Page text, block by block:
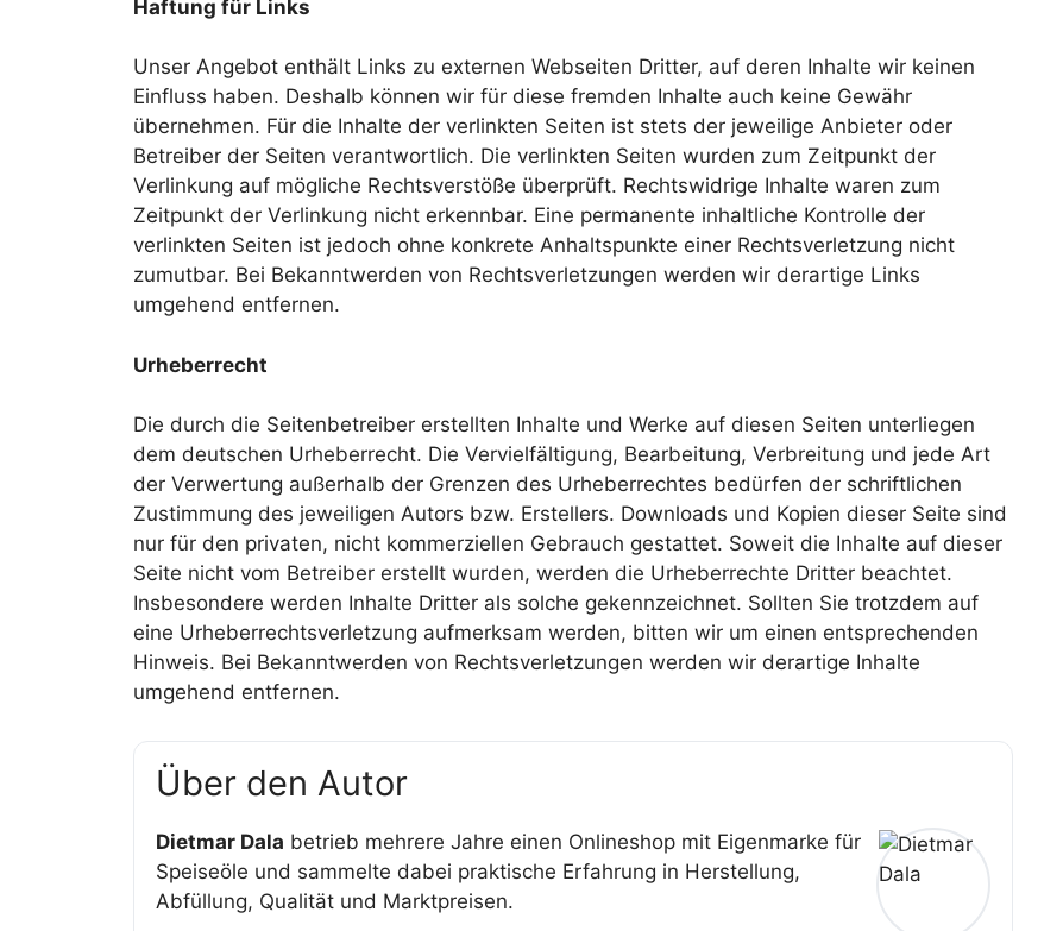
Haftung für Links
Unser Angebot enthält Links zu externen Webseiten Dritter, auf deren Inhalte wir keinen
Einfluss haben. Deshalb können wir für diese fremden Inhalte auch keine Gewähr
übernehmen. Für die Inhalte der verlinkten Seiten ist stets der jeweilige Anbieter oder
Betreiber der Seiten verantwortlich. Die verlinkten Seiten wurden zum Zeitpunkt der
Verlinkung auf mögliche Rechtsverstöße überprüft. Rechtswidrige Inhalte waren zum
Zeitpunkt der Verlinkung nicht erkennbar. Eine permanente inhaltliche Kontrolle der
verlinkten Seiten ist jedoch ohne konkrete Anhaltspunkte einer Rechtsverletzung nicht
zumutbar. Bei Bekanntwerden von Rechtsverletzungen werden wir derartige Links
umgehend entfernen.
Urheberrecht
Die durch die Seitenbetreiber erstellten Inhalte und Werke auf diesen Seiten unterliegen
dem deutschen Urheberrecht. Die Vervielfältigung, Bearbeitung, Verbreitung und jede Art
der Verwertung außerhalb der Grenzen des Urheberrechtes bedürfen der schriftlichen
Zustimmung des jeweiligen Autors bzw. Erstellers. Downloads und Kopien dieser Seite sind
nur für den privaten, nicht kommerziellen Gebrauch gestattet. Soweit die Inhalte auf dieser
Seite nicht vom Betreiber erstellt wurden, werden die Urheberrechte Dritter beachtet.
Insbesondere werden Inhalte Dritter als solche gekennzeichnet. Sollten Sie trotzdem auf
eine Urheberrechtsverletzung aufmerksam werden, bitten wir um einen entsprechenden
Hinweis. Bei Bekanntwerden von Rechtsverletzungen werden wir derartige Inhalte
umgehend entfernen.
Über den Autor
Dietmar Dala betrieb mehrere Jahre einen Onlineshop mit Eigenmarke für
Speiseöle und sammelte dabei praktische Erfahrung in Herstellung,
Abfüllung, Qualität und Marktpreisen.